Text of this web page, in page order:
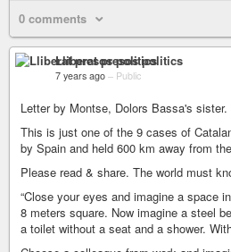
0 comments
Lliberat presos politics
7 years ago – Public
Letter by Montse, Dolors Bassa's sister.
This is just one of the 9 cases of
by Spain and held 600 km away from
Please read & share. The world must
“Close your eyes and imagine a space
8 meters square. Now imagine a steel
a toilet without a seat and a shower.